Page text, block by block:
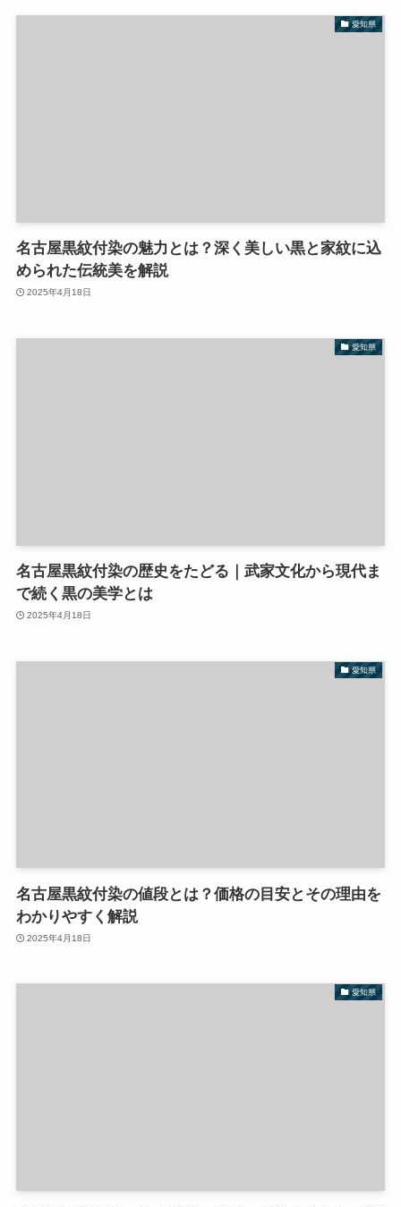
愛知県
名古屋黒紋付染の魅力とは？深く美しい黒と家紋に込
められた伝統美を解説
2025年4月18日
愛知県
名古屋黒紋付染の歴史をたどる｜武家文化から現代ま
で続く黒の美学とは
2025年4月18日
愛知県
名古屋黒紋付染の値段とは？価格の目安とその理由を
わかりやすく解説
2025年4月18日
愛知県